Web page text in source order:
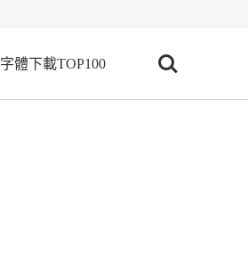
字體下載TOP100